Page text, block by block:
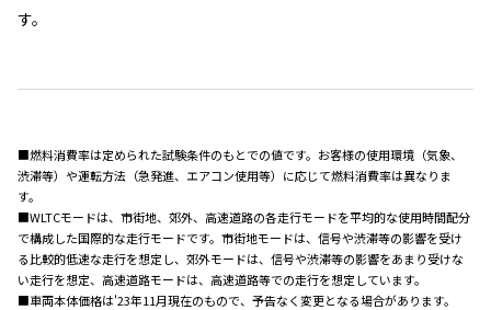
す。
■燃料消費率は定められた試験条件のもとでの値です。お客様の使用環境（気象、
渋滞等）や運転方法（急発進、エアコン使用等）に応じて燃料消費率は異なりま
す。
■WLTCモードは、市街地、郊外、高速道路の各走行モードを平均的な使用時間配分
で構成した国際的な走行モードです。市街地モードは、信号や渋滞等の影響を受け
る比較的低速な走行を想定し、郊外モードは、信号や渋滞等の影響をあまり受けな
い走行を想定、高速道路モードは、高速道路等での走行を想定しています。
■車両本体価格は'23年11月現在のもので、予告なく変更となる場合があります。